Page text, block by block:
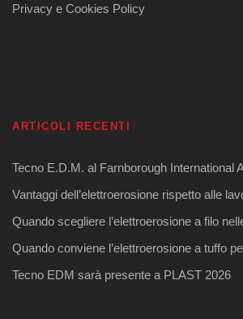
Privacy e Cookies Policy
ARTICOLI RECENTI
Tecno E.D.M. al Farnborough International
Vantaggi dell’elettroerosione rispetto alle
Quando scegliere l’elettroerosione a filo
Quando conviene l’elettroerosione a tuffo
Tecno EDM sarà presente a PLAST 2026